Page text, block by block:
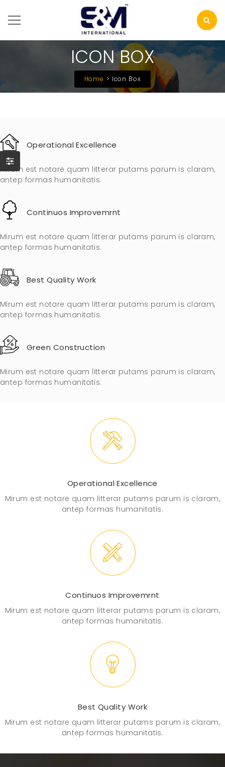
ICON BOX
Home Icon Box
Operational Excellence
Mirum est notare quam litterar putams parum is claram,
antep formas humanitatis.
Continuos Improvemrnt
Mirum est notare quam litterar putams parum is claram,
antep formas humanitatis.
Best Quality Work
Mirum est notare quam litterar putams parum is claram,
antep formas humanitatis.
Green Construction
Mirum est notare quam litterar putams parum is claram,
antep formas humanitatis.
Operational Excellence
Mirum est notare quam litterar putams parum is claram,
antep formas humanitatis.
Continuos Improvemrnt
Mirum est notare quam litterar putams parum is claram,
antep formas humanitatis.
Best Quality Work
Mirum est notare quam litterar putams parum is claram,
antep formas humanitatis.